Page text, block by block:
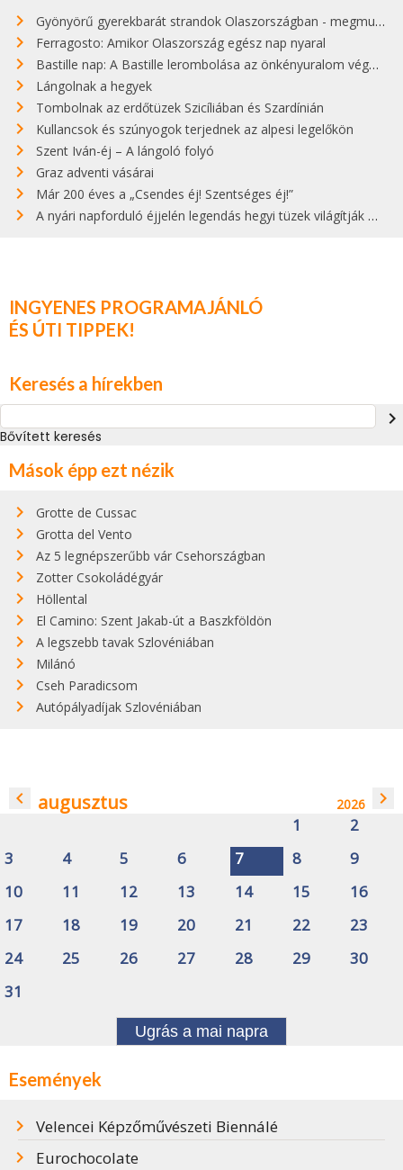
Gyönyörű gyerekbarát strandok Olaszországban - megmutatjuk a 15 legjobbat
Ferragosto: Amikor Olaszország egész nap nyaral
Bastille nap: A Bastille lerombolása az önkényuralom végét jelentette
Lángolnak a hegyek
Tombolnak az erdőtüzek Szicíliában és Szardínián
Kullancsok és szúnyogok terjednek az alpesi legelőkön
Szent Iván-éj – A lángoló folyó
Graz adventi vásárai
Már 200 éves a „Csendes éj! Szentséges éj!”
A nyári napforduló éjjelén legendás hegyi tüzek világítják meg Zugspitzét
INGYENES PROGRAMAJÁNLÓ
ÉS ÚTI TIPPEK!
Keresés a hírekben
navigate_next
Bővített keresés
Mások épp ezt nézik
Grotte de Cussac
Grotta del Vento
Az 5 legnépszerűbb vár Csehországban
Zotter Csokoládégyár
Höllental
El Camino: Szent Jakab-út a Baszkföldön
A legszebb tavak Szlovéniában
Milánó
Cseh Paradicsom
Autópályadíjak Szlovéniában
navigate_before augusztus 2026 navigate_next
1
2
3
4 5 6 7 8
9
10
11 12 13 14 15
16
17
18 19 20 21 22
23
24
25 26 27 28 29
30
31
Ugrás a mai napra
Események
Velencei Képzőművészeti Biennálé
Eurochocolate